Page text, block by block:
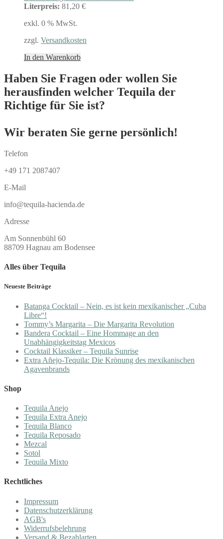
Literpreis: 81,20 €
exkl. 0 % MwSt.
zzgl. Versandkosten
In den Warenkorb
Haben Sie Fragen oder wollen Sie
herausfinden welcher Tequila der
Richtige für Sie ist?
Wir beraten Sie gerne persönlich!
Telefon
+49 171 2087407
E-Mail
info@tequila-hacienda.de
Adresse
Am Sonnenbühl 60
88709 Hagnau am Bodensee
Alles über Tequila
Neueste Beiträge
Batanga Cocktail – Nein, es ist kein mexikanischer „Cuba
Libre“!
Tommy’s Margarita – Die Margarita Revolution
Bandera Cocktail – Eine Hommage an den
Unabhängigkeitstag Mexicos
Cocktail Klassiker – Tequila Sunrise
Extra Añejo-Tequila: Die Krönung des mexikanischen
Agavenbrands
Shop
Tequila Anejo
Tequila Extra Anejo
Tequila Blanco
Tequila Reposado
Mezcal
Sotol
Tequila Mixto
Rechtliches
Impressum
Datenschutzerklärung
AGB's
Widerrufsbelehrung
Versand & Bezahlarten